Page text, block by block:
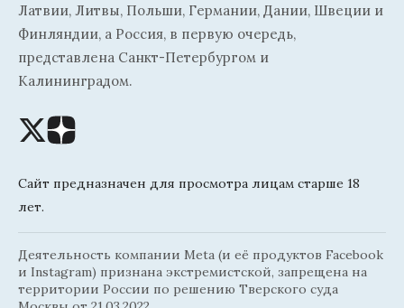
Латвии, Литвы, Польши, Германии, Дании, Швеции и
Финляндии, а Россия, в первую очередь,
представлена Санкт-Петербургом и
Калининградом.
Сайт предназначен для просмотра лицам старше 18
лет.
Деятельность компании Meta (и её продуктов Facebook
и Instagram) признана экстремистской, запрещена на
территории России по решению Тверского суда